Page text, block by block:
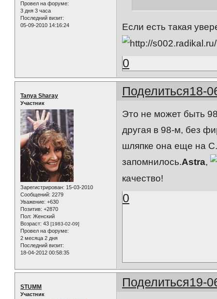
Провел на форуме:
3 дня 3 часа
Последний визит:
05-09-2010 14:16:24
Если есть такая
0
Поделиться18-
Tanya Sharay
Участник
Зарегистрирован: 15-03-2010
Сообщений: 2279
Уважение: +630
Позитив: +2870
Пол: Женский
Возраст: 43 [1983-02-09]
Провел на форуме:
2 месяца 2 дня
Последний визит:
18-04-2012 00:58:35
Это не может быть
другая в 98-м, без
шляпке она еще на
запомнилось.Astra,
качество!
0
Поделиться19-
STUMM
Участник